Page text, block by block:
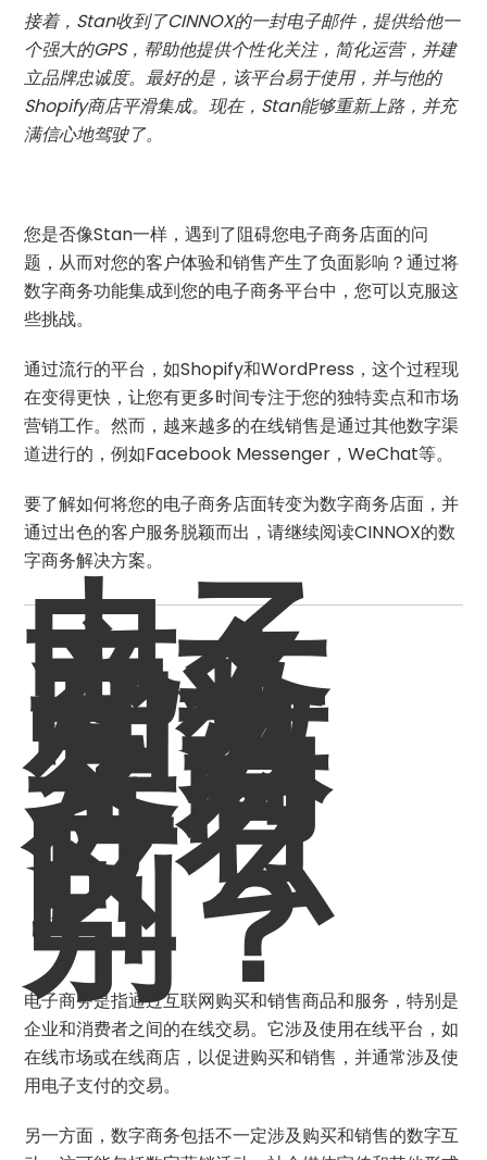
接着，Stan收到了CINNOX的一封电子邮件，提供给他一
个强大的GPS，帮助他提供个性化关注，简化运营，并建
立品牌忠诚度。最好的是，该平台易于使用，并与他的
Shopify商店平滑集成。现在，Stan能够重新上路，并充
满信心地驾驶了。
您是否像Stan一样，遇到了阻碍您电子商务店面的问
题，从而对您的客户体验和销售产生了负面影响？通过将
数字商务功能集成到您的电子商务平台中，您可以克服这
些挑战。
通过流行的平台，如Shopify和WordPress，这个过程现
在变得更快，让您有更多时间专注于您的独特卖点和市场
营销工作。然而，越来越多的在线销售是通过其他数字渠
道进行的，例如Facebook Messenger，WeChat等。
要了解如何将您的电子商务店面转变为数字商务店面，并
通过出色的客户服务脱颖而出，请继续阅读CINNOX的数
字商务解决方案。
电子
商务
和数
字商
务有
什么
区
别？
电子商务是指通过互联网购买和销售商品和服务，特别是
企业和消费者之间的在线交易。它涉及使用在线平台，如
在线市场或在线商店，以促进购买和销售，并通常涉及使
用电子支付的交易。
另一方面，数字商务包括不一定涉及购买和销售的数字互